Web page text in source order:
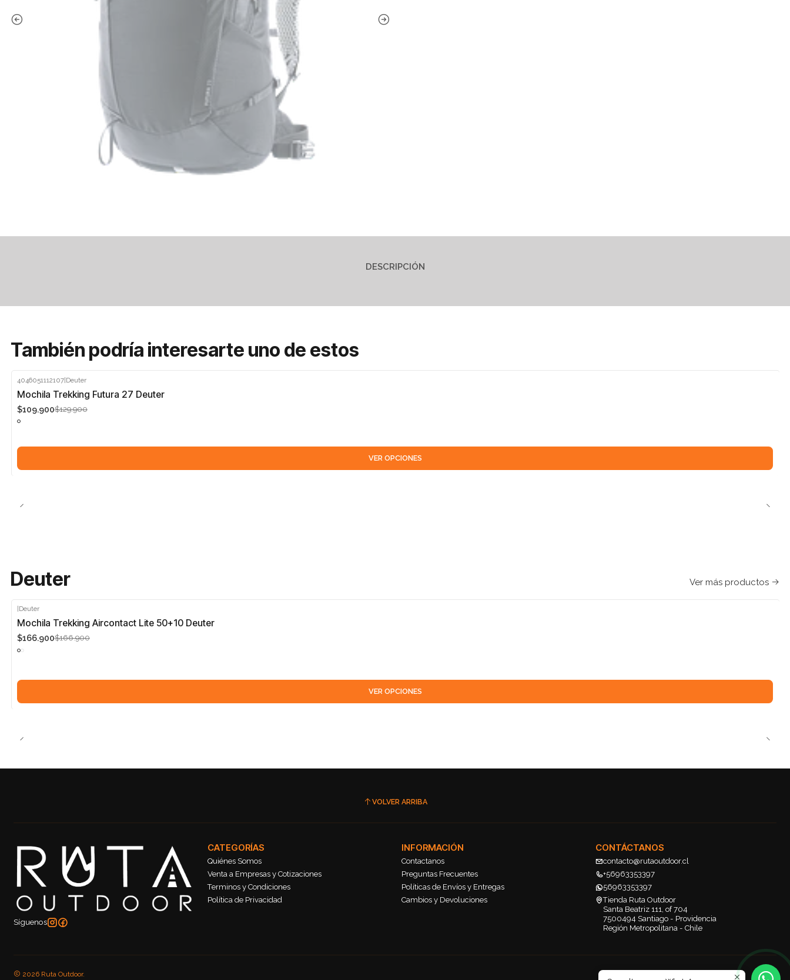
DESCRIPCIÓN
También podría interesarte uno de estos
-15%
4046051112107|Deuter
Mochila Trekking Futura 27 Deuter
$109.900$129.900
VER OPCIONES
Deuter Ver más productos
-5%
Deuter
Mochila Trekking Aircontact Lite 50+10 Deuter
$166.900$166.900
VER OPCIONES
VOLVER ARRIBA
Síguenos
CATEGORÍAS
Quiénes Somos
Venta a Empresas y Cotizaciones
Terminos y Condiciones
Política de Privacidad
INFORMACIÓN
Contactanos
Preguntas Frecuentes
Políticas de Envíos y Entregas
Cambios y Devoluciones
CONTÁCTANOS
contacto@rutaoutdoor.cl
+56963353397
56963353397
Tienda Ruta Outdoor
Santa Beatriz 111, of 704
7500494 Santiago - Providencia
Región Metropolitana - Chile
2026 Ruta Outdoor.